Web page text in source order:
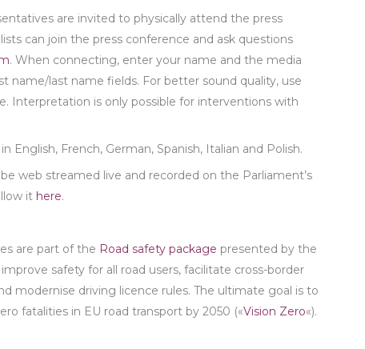
are invited to physically attend the press
can join the press conference and ask questions
. When connecting, enter your name and the media
name/last name fields. For better sound quality, use
Interpretation is only possible for interventions with
English, French, German, Spanish, Italian and Polish.
web streamed live and recorded on the Parliament’s
it here.
are part of the Road safety package presented by the
safety for all road users, facilitate cross-border
modernise driving licence rules. The ultimate goal is to
fatalities in EU road transport by 2050 («Vision Zero«).